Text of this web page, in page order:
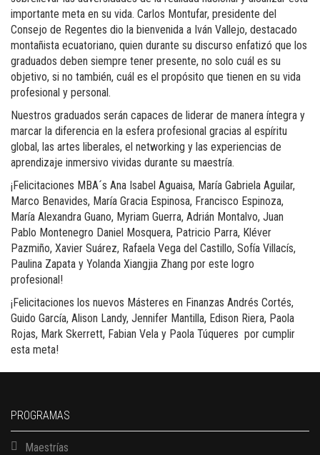
importante meta en su vida. Carlos Montufar, presidente del
Consejo de Regentes dio la bienvenida a Iván Vallejo, destacado
montañista ecuatoriano, quien durante su discurso enfatizó que los
graduados deben siempre tener presente, no solo cuál es su
objetivo, si no también, cuál es el propósito que tienen en su vida
profesional y personal.
Nuestros graduados serán capaces de liderar de manera íntegra y
marcar la diferencia en la esfera profesional gracias al espíritu
global, las artes liberales, el networking y las experiencias de
aprendizaje inmersivo vividas durante su maestría.
¡Felicitaciones MBA´s Ana Isabel Aguaisa, María Gabriela Aguilar,
Marco Benavides, María Gracia Espinosa, Francisco Espinoza,
María Alexandra Guano, Myriam Guerra, Adrián Montalvo, Juan
Pablo Montenegro Daniel Mosquera, Patricio Parra, Kléver
Pazmiño, Xavier Suárez, Rafaela Vega del Castillo, Sofía Villacís,
Paulina Zapata y Yolanda Xiangjia Zhang por este logro
profesional!
¡Felicitaciones los nuevos Másteres en Finanzas Andrés Cortés,
Guido García, Alison Landy, Jennifer Mantilla, Edison Riera, Paola
Rojas, Mark Skerrett, Fabian Vela y Paola Túqueres por cumplir
esta meta!
PROGRAMAS
Maestrías